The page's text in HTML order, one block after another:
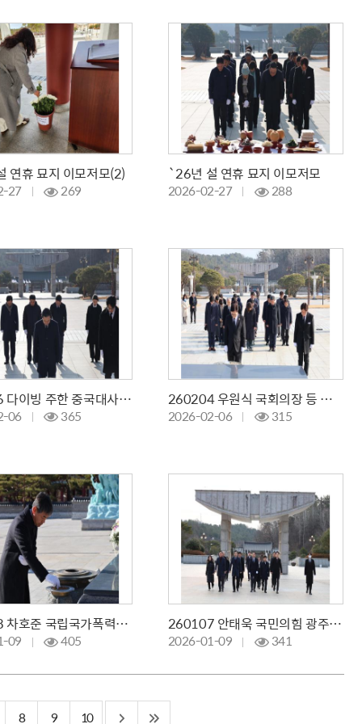
연휴 묘지 이모저모(2)
27 269
`26년 설 연휴 묘지 이모저모
2026-02-27 288
260206 다이빙 주한 중국대사 참배
06 365
260204 우원식 국회의장 등 참배
2026-02-06 315
260108 차호준 국립국가폭력트라우마치유센터 원장 등 참배
09 405
260107 안태욱 국민의힘 광주광역시당위원장 등 참배
2026-01-09 341
8 9 10